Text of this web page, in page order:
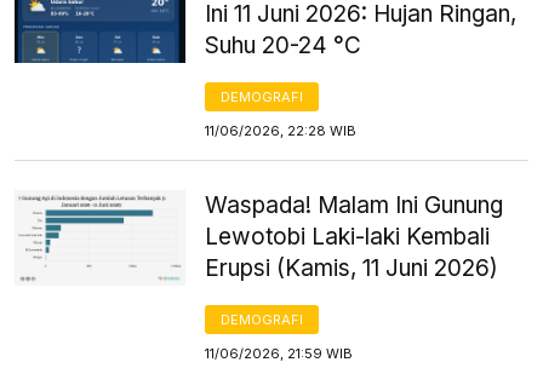
Ini 11 Juni 2026: Hujan Ringan,
Suhu 20-24 °C
DEMOGRAFI
11/06/2026, 22:28 WIB
Waspada! Malam Ini Gunung
Lewotobi Laki-laki Kembali
Erupsi (Kamis, 11 Juni 2026)
DEMOGRAFI
11/06/2026, 21:59 WIB